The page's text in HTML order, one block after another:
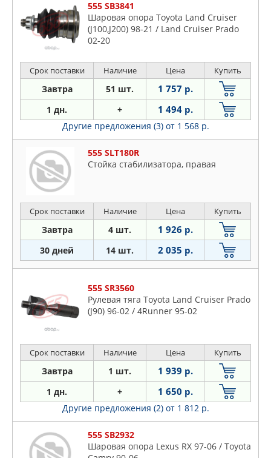
555 SB3841
Шаровая опора Toyota Land Cruiser
(J100,J200) 98-21 / Land Cruiser Prado
02-20
Срок поставки Наличие Цена Купить
Завтра 51 шт. 1 757 р.
1 дн. + 1 494 р.
Другие предложения (3) от 1 568 р.
555 SLT180R
Стойка стабилизатора, правая
Срок поставки Наличие Цена Купить
Завтра 4 шт. 1 926 р.
30 дней 14 шт. 2 035 р.
555 SR3560
Рулевая тяга Toyota Land Cruiser Prado
(J90) 96-02 / 4Runner 95-02
Срок поставки Наличие Цена Купить
Завтра 1 шт. 1 939 р.
1 дн. + 1 650 р.
Другие предложения (2) от 1 812 р.
555 SB2932
Шаровая опора Lexus RX 97-06 / Toyota